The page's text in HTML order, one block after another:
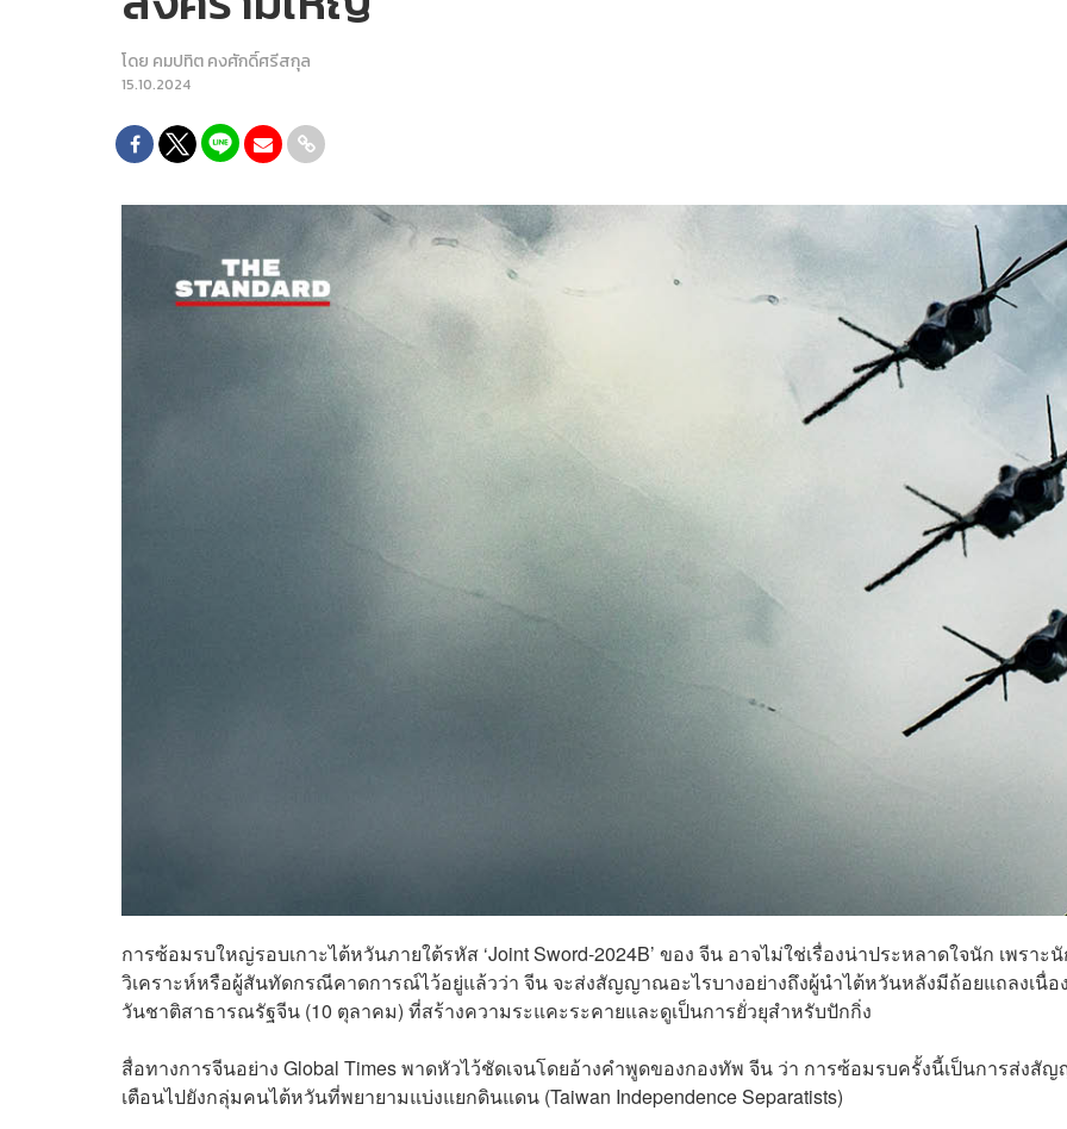
โดย คมปทิต คงศักดิ์ศรีสกุล
15.10.2024
การซ้อมรบใหญ่รอบเกาะไต้หวันภายใต้รหัส ‘Joint Sword-2024B’ ของ จีน อาจไม่ใช่เรื่องน่าประหลาดใจนัก เพราะ
วิเคราะห์หรือผู้สันทัดกรณีคาดการณ์ไว้อยู่แล้วว่า จีน จะส่งสัญญาณอะไรบางอย่างถึงผู้นำไต้หวันหลังมีถ้อยแถลงเนื่อ
วันชาติสาธารณรัฐจีน (10 ตุลาคม) ที่สร้างความระแคะระคายและดูเป็นการยั่วยุสำหรับปักกิ่ง
สื่อทางการจีนอย่าง Global Times พาดหัวไว้ชัดเจนโดยอ้างคำพูดของกองทัพ จีน ว่า การซ้อมรบครั้งนี้เป็นการส่งสั
เตือนไปยังกลุ่มคนไต้หวันที่พยายามแบ่งแยกดินแดน (Taiwan Independence Separatists)